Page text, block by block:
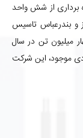
هدف اداره و بهره برداری از شش واحد
و بندرعباس تاسیس
میلیون تن در سال
موجود، این شرکت